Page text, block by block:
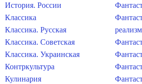
История. России
Классика
Классика. Русская
Классика. Советская
Классика. Украинская
Контркультура
Кулинария
реализм